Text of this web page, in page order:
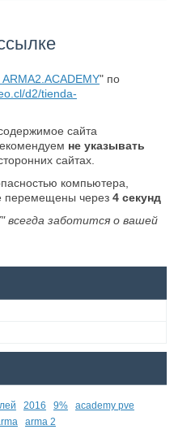
" по
d2/tienda-
сайта
не указывать
сайтах.
компьютера,
перемещены через 4секунд
всегда заботится о вашей
2016 9%
academy pve
arma 2